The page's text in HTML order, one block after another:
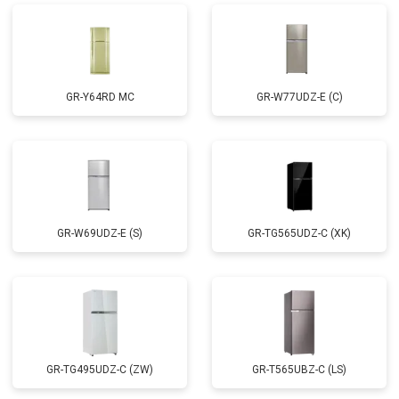
GR-Y64RD MC GR-W77UDZ-E (C)
GR-W69UDZ-E (S) GR-TG565UDZ-C (XK)
GR-TG495UDZ-C (ZW) GR-T565UBZ-C (LS)